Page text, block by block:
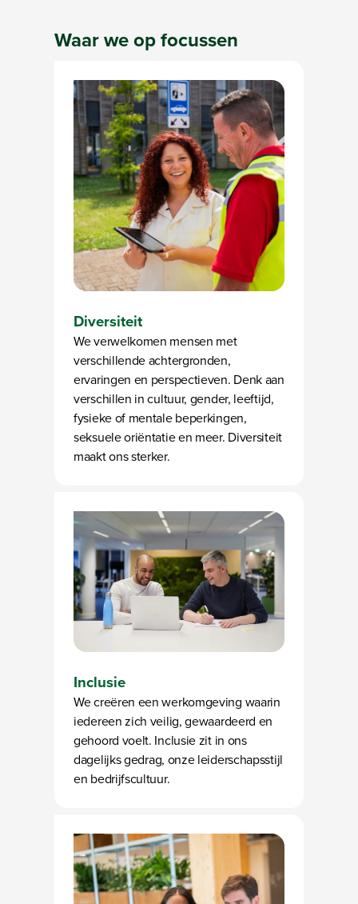
Waar we opfocussen
Diversiteit
We verwelkomen mensen met
verschillende achtergronden,
ervaringen en perspectieven. Denk aan
verschillen in cultuur, gender, leeftijd,
fysieke of mentale beperkingen,
seksuele oriëntatie en meer. Diversiteit
maakt ons sterker.
Inclusie
We creëren een werkomgeving waarin
iedereen zich veilig, gewaardeerd en
gehoord voelt. Inclusie zit in ons
dagelijks gedrag, onze leiderschapsstijl
en bedrijfscultuur.